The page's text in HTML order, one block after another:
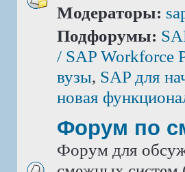
Модераторы:
Подфорумы:
/ SAP Workforce
вузы, SAP для
новая
Форум по
Форум для